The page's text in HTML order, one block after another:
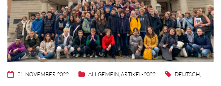
21. NOVEMBER 2022 ALLGEMEIN,ARTIKEL-2022 DEUTSCH,